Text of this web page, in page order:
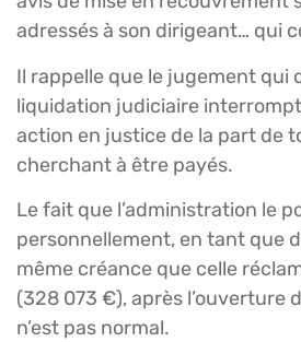
adressés à son dirigeant… qui
Il rappelle que le jugement qui
liquidation judiciaire
action en justice de la part de
cherchant à être payés.
Le fait que l’administration le
personnellement, en tant que
même créance que celle
(328 073 €), après l’ouverture
n’est pas normal.